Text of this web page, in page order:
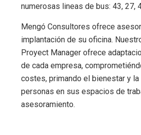
numerosas lineas de bus: 43, 27,
Mengó Consultores ofrece
implantación de su oficina.
Proyect Manager ofrece
de cada empresa,
costes, primando el bienestar y
personas en sus espacios de
asesoramiento.